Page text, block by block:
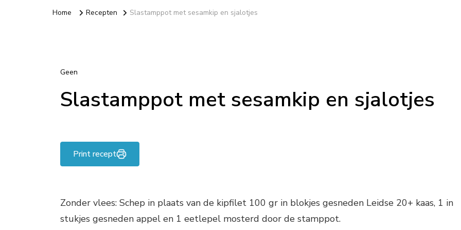
Home Recepten Slastamppot met sesamkip en sjalotjes
Geen
Slastamppot met sesamkip en sjalotjes
Print recept
Zonder vlees: Schep in plaats van de kipfilet 100 gr in blokjes gesneden Leidse 20+ kaas, 1 in
stukjes gesneden appel en 1 eetlepel mosterd door de stamppot.